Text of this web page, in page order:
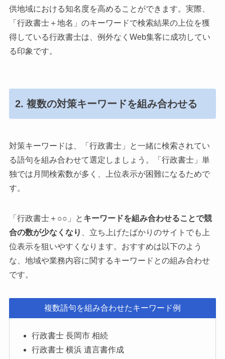
供地域における知名度を高めることができます。実際、
「行政書士＋地名」のキーワードで検索結果の上位を獲
得している行政書士は、例外なくWeb集客に成功してい
る印象です。
2. 複数の対策キーワードを組み合わせる
対策キーワードは、「行政書士」と一緒に検索されてい
る語句を組み合わせて選定しましょう。「行政書士」単
独では月間検索数が多く、上位表示が困難になるためで
す。
「行政書士＋○○」と キーワードを組み合わせることで競
合の数が少なくなり
、立ち上げたばかりのサイトでも上
位表示を狙いやすくなります。おすすめは以下のよう
な、地域や業務内容に関するキーワードとの組み合わせ
です。
複数語句を組み合わせたキーワード例
行政書士 長岡市 相続
行政書士 横浜 遺言書作成